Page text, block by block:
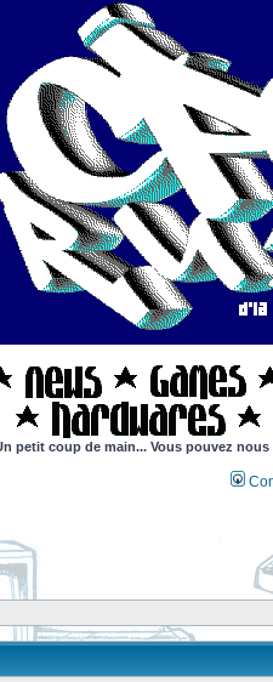
petit coup de main... Vous pouvez